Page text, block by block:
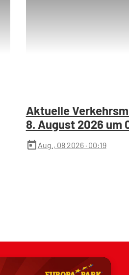
Aktuelle
8. August 2026 um
today Aug., 08 2026· 00:19